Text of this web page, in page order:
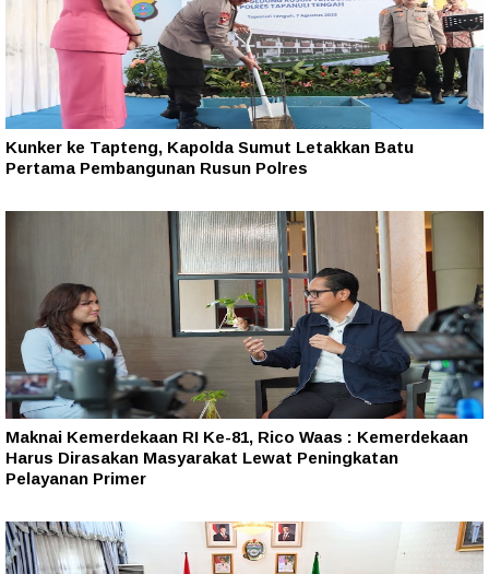
Kunker ke Tapteng, Kapolda Sumut Letakkan Batu
Pertama Pembangunan Rusun Polres
Maknai Kemerdekaan RI Ke-81, Rico Waas : Kemerdekaan
Harus Dirasakan Masyarakat Lewat Peningkatan
Pelayanan Primer